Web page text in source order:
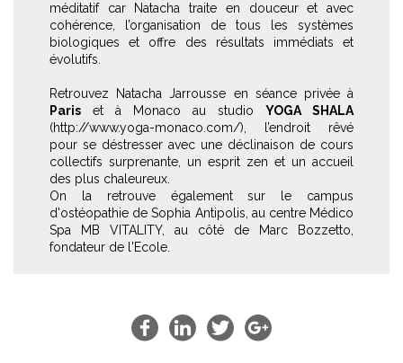
méditatif car Natacha traite en douceur et avec
cohérence, l’organisation de tous les systèmes
biologiques et offre des résultats immédiats et
évolutifs.
Retrouvez Natacha Jarrousse en séance privée à
Paris et à Monaco au studio YOGA SHALA
(http://www.yoga-monaco.com/), l’endroit rêvé
pour se déstresser avec une déclinaison de cours
collectifs surprenante, un esprit zen et un accueil
des plus chaleureux.
On la retrouve également sur le campus
d'ostéopathie de Sophia Antipolis, au centre Médico
Spa MB VITALITY, au côté de Marc Bozzetto,
fondateur de l'Ecole.